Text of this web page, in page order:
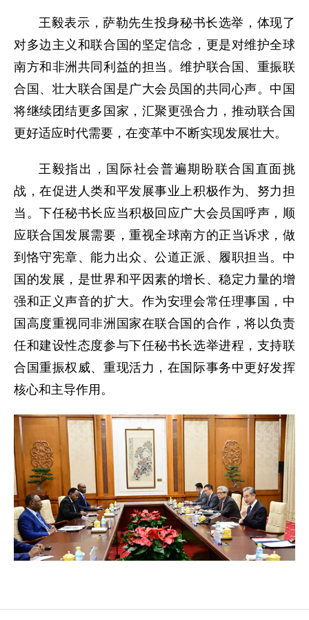
王毅表示，萨勒先生投身秘书长选举，体现了
对多边主义和联合国的坚定信念，更是对维护全球
南方和非洲共同利益的担当。维护联合国、重振联
合国、壮大联合国是广大会员国的共同心声。中国
将继续团结更多国家，汇聚更强合力，推动联合国
更好适应时代需要，在变革中不断实现发展壮大。
王毅指出，国际社会普遍期盼联合国直面挑
战，在促进人类和平发展事业上积极作为、努力担
当。下任秘书长应当积极回应广大会员国呼声，顺
应联合国发展需要，重视全球南方的正当诉求，做
到恪守宪章、能力出众、公道正派、履职担当。中
国的发展，是世界和平因素的增长、稳定力量的增
强和正义声音的扩大。作为安理会常任理事国，中
国高度重视同非洲国家在联合国的合作，将以负责
任和建设性态度参与下任秘书长选举进程，支持联
合国重振权威、重现活力，在国际事务中更好发挥
核心和主导作用。